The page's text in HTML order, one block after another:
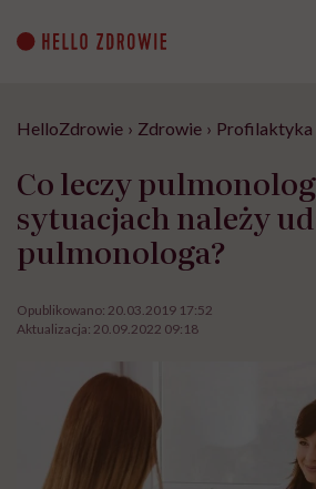
content
HelloZdrowie › Zdrowie › Profilaktyka
Co leczy
sytuacjach należy
pulmonologa?
Opublikowano: 20.03.2019 17:52
Aktualizacja: 20.09.2022 09:18